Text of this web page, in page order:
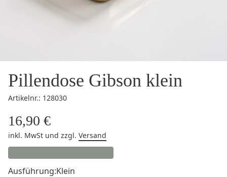
Pillendose Gibson klein
Artikelnr.: 128030
16,90 €
inkl. MwSt und zzgl. Versand
Ausführung:Klein